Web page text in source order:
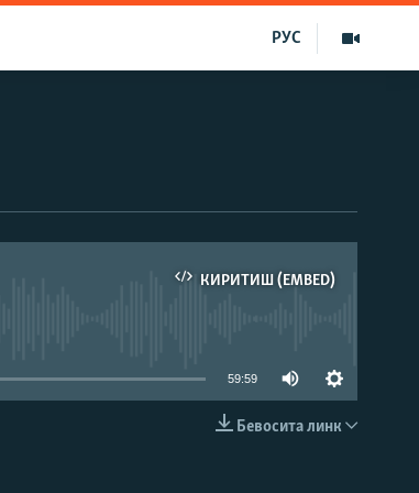
РУС
КИРИТИШ (EMBED)
59:59
Бевосита линк